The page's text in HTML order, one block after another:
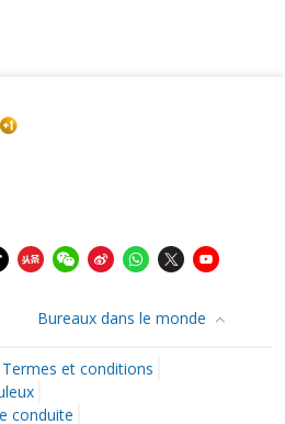
Bureaux dans le monde
Termes et conditions
conduite